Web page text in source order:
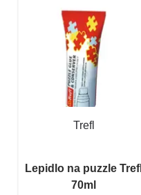
Trefl
Lepidlo na puzzle Trefl
70ml